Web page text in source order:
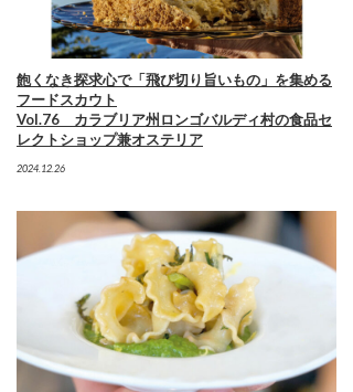
飽くなき探求心で「飛び切り旨いもの」を集める
フードスカウト
Vol.76 カラブリア州ロンゴバルディ村の食品セ
レクトショップ兼オステリア
2024.12.26